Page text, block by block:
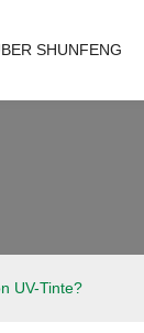
SHUNFENG
UV-Tinte?